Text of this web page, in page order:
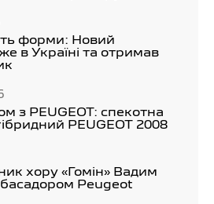
форми: Новий
в Україні та отримав
з PEUGEOT: спекотна
PEUGEOT 2008
хору «Гомін» Вадим
Peugeot